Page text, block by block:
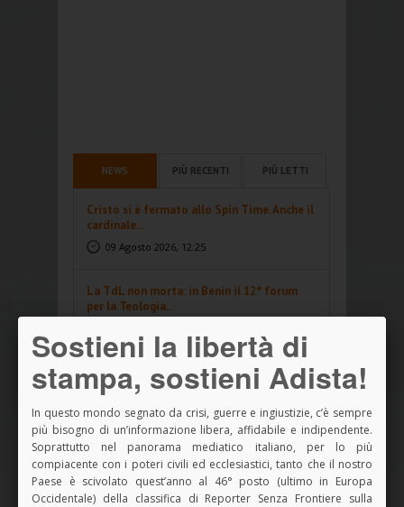
NEWS PIÙ RECENTI PIÙ LETTI
Cristo si è fermato allo Spin Time. Anche il
cardinale...
09 Agosto 2026, 12:25
La TdL non morta: in Benin il 12° forum
per la Teologia...
Per il verso giusto. Smisura
04 Agosto 2026, 12:29
Sessione ecumenica Sae: un’immagine che
non si compra
03 Agosto 2026, 14:43
Sostieni la libertà di
stampa, sostieni Adista!
In questo mondo segnato da crisi, guerre e ingiustizie, c’è sempre
più bisogno di un’informazione libera, affidabile e indipendente.
Soprattutto nel panorama mediatico italiano, per lo più
compiacente con i poteri civili ed ecclesiastici, tanto che il nostro
Paese è scivolato quest’anno al 46° posto (ultimo in Europa
Occidentale) della classifica di Reporter Senza Frontiere sulla